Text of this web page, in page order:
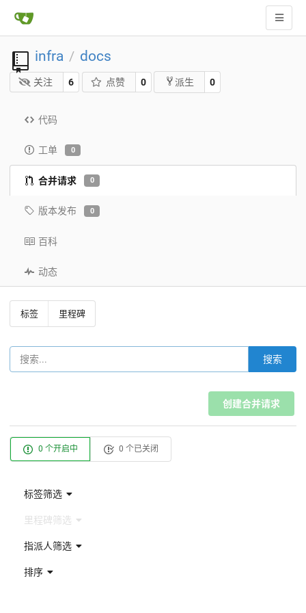
infra / docs
关注 6 点赞 0 派生 0
代码
工单 0
合并请求 0
版本发布 0
百科
动态
标签 里程碑
搜索
创建合并请求
0 个开启中 0 个已关闭
标签筛选
里程碑筛选
指派人筛选
排序